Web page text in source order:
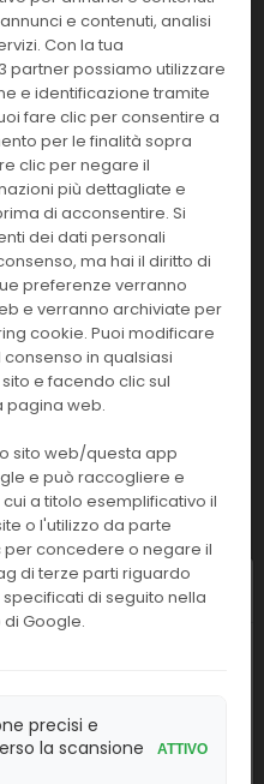
SPT
2 IgM
e contenuti, analisi
Con la tua
partner possiamo utilizzare
e identificazione tramite
fare clic per consentire a
per le finalità sopra
clic per negare il
più dettagliate e
di acconsentire. Si
dei dati personali
ma hai il diritto di
preferenze verranno
e verranno archiviate per
cookie. Puoi modificare
in qualsiasi
e facendo clic sul
pagina web.
sito web/questa app
e può raccogliere e
a titolo esemplificativo il
o l'utilizzo da parte
per concedere o negare il
di terze parti riguardo
di seguito nella
Google.
precisi e
la scansione
ATTIVO